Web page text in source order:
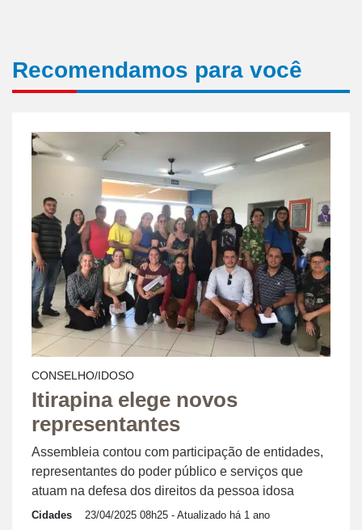
Recomendamos para você
CONSELHO/IDOSO
Itirapina elege novos
representantes
Assembleia contou com participação de entidades,
representantes do poder público e serviços que
atuam na defesa dos direitos da pessoa idosa
Cidades 23/04/2025 08h25 - Atualizado há 1 ano